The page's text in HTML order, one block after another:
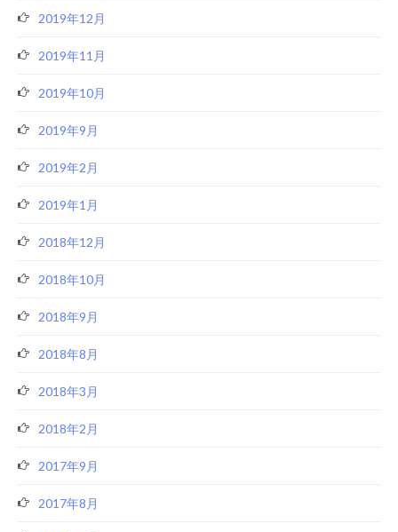
2019年12月
2019年11月
2019年10月
2019年9月
2019年2月
2019年1月
2018年12月
2018年10月
2018年9月
2018年8月
2018年3月
2018年2月
2017年9月
2017年8月